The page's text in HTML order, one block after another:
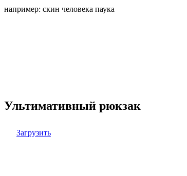
например: скин человека паука
Ультимативный рюкзак
Загрузить